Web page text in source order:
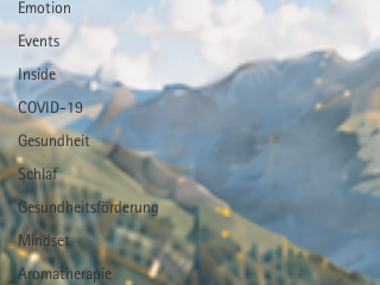
Emotion
Events
Inside
COVID-19
Gesundheit
Schlaf
Gesundheitsförderung
Mindset
Aromatherapie